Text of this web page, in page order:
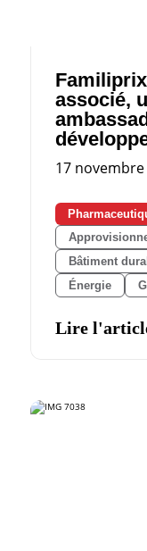
associé,
17 novembre
Bâtiment
Énergie
Lire